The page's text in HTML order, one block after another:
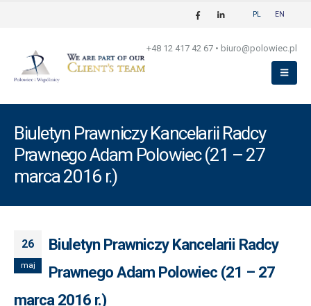
PL EN
+48 12 417 42 67 • biuro@polowiec.pl
Biuletyn Prawniczy Kancelarii Radcy
Prawnego Adam Polowiec (21 – 27
marca 2016 r.)
26
maj
Biuletyn Prawniczy Kancelarii Radcy
Prawnego Adam Polowiec (21 – 27
marca 2016 r.)